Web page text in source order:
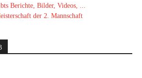
Berichte, Bilder, Videos, ...
der 2. Mannschaft